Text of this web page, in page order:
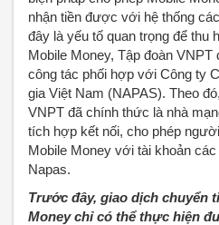
nhận tiền được với hệ thống
đây là yếu tố quan trọng để thu
Mobile Money, Tập đoàn
công tác phối hợp với Công ty
gia Việt Nam (NAPAS). Theo
VNPT đã chính thức là nhà
tích hợp kết nối, cho phép
Mobile Money với tài khoản
Napas.
Trước đây, giao dịch chuyển
Money chỉ có thể thực hiện